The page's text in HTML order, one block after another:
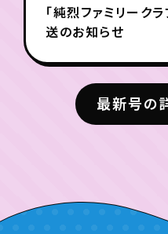
「純烈ファミリーク
送のお知らせ
最新号の